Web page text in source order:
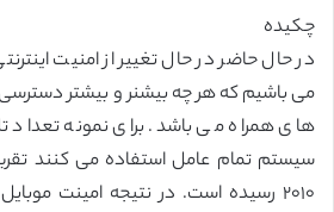
چکیده
در حال حاضر در حال تغییر از امنیت
می باشیم که هر چه بیشنر و بیشتر دسترسی
های همراه می باشد. برای نمونه
٢٠١٠ رسیده است. در نتیجه امینت